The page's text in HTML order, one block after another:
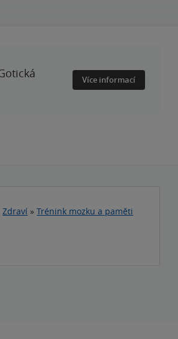
Více informací
Zdraví »Trénink mozku a paměti